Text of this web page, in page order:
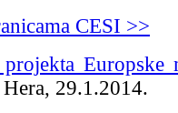
CESI >>
Europske
29.1.2014.